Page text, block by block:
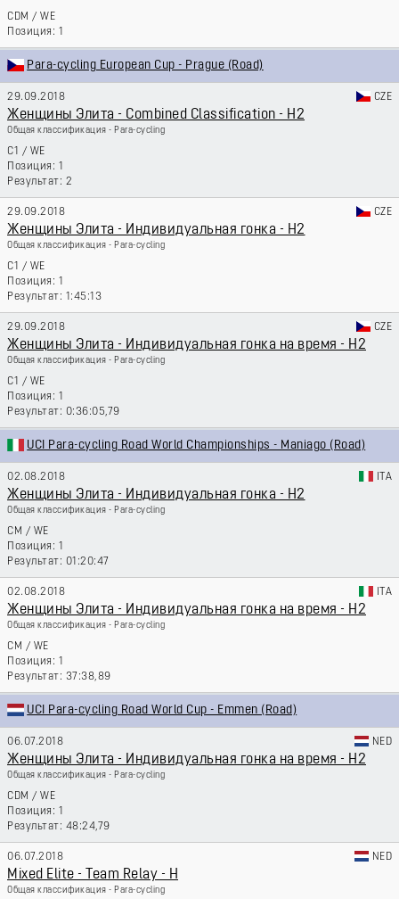
CDM / WE
1
Para-cycling European Cup - Prague (Road)
29.09.2018 CZE
Женщины Элита - Combined Classification - H2
Общая классификация - Para-cycling
C1 / WE
1
2
29.09.2018 CZE
Женщины Элита - Индивидуальная гонка - H2
Общая классификация - Para-cycling
C1 / WE
1
1:45:13
29.09.2018 CZE
Женщины Элита - Индивидуальная гонка на время - H2
Общая классификация - Para-cycling
C1 / WE
1
0:36:05,79
UCI Para-cycling Road World Championships - Maniago (Road)
02.08.2018 ITA
Женщины Элита - Индивидуальная гонка - H2
Общая классификация - Para-cycling
CM / WE
1
01:20:47
02.08.2018 ITA
Женщины Элита - Индивидуальная гонка на время - H2
Общая классификация - Para-cycling
CM / WE
1
37:38,89
UCI Para-cycling Road World Cup - Emmen (Road)
06.07.2018 NED
Женщины Элита - Индивидуальная гонка на время - H2
Общая классификация - Para-cycling
CDM / WE
1
48:24,79
06.07.2018 NED
Mixed Elite - Team Relay - H
Общая классификация - Para-cycling